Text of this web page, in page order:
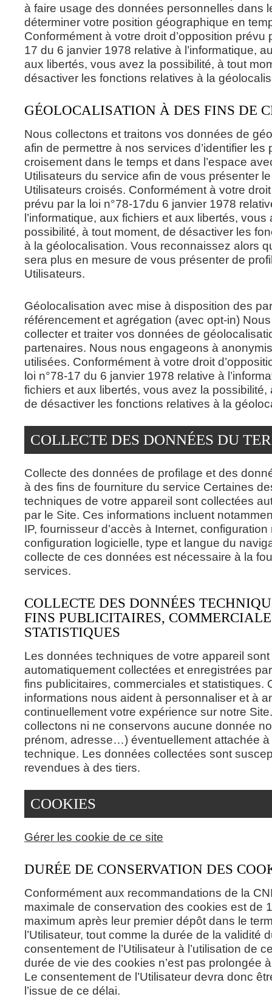
à faire usage des données personnelles dans
déterminer votre position géographique en
Conformément à votre droit d’opposition prévu
17 du 6 janvier 1978 relative à l’informatique,
aux libertés, vous avez la possibilité, à tout
désactiver les fonctions relatives à la
GÉOLOCALISATION À DES FINS DE
Nous collectons et traitons vos données de
afin de permettre à nos services d’identifier les
croisement dans le temps et dans l’espace
Utilisateurs du service afin de vous présenter
Utilisateurs croisés. Conformément à votre
prévu par la loi n°78-17du 6 janvier 1978
l’informatique, aux fichiers et aux libertés, vous
possibilité, à tout moment, de désactiver les
à la géolocalisation. Vous reconnaissez alors
sera plus en mesure de vous présenter de
Utilisateurs.
Géolocalisation avec mise à disposition des
référencement et agrégation (avec opt-in)
collecter et traiter vos données de
partenaires. Nous nous engageons à
utilisées. Conformément à votre droit
loi n°78-17 du 6 janvier 1978 relative à
fichiers et aux libertés, vous avez la possibilité,
de désactiver les fonctions relatives à la
COLLECTE DES DONNÉES DU
Collecte des données de profilage et des
à des fins de fourniture du service Certaines
techniques de votre appareil sont collectées
par le Site. Ces informations incluent
IP, fournisseur d’accès à Internet, configuration
configuration logicielle, type et langue du
collecte de ces données est nécessaire à la
services.
COLLECTE DES DONNÉES
FINS PUBLICITAIRES,
STATISTIQUES
Les données techniques de votre appareil sont
automatiquement collectées et enregistrées
fins publicitaires, commerciales et statistiques.
informations nous aident à personnaliser et à
continuellement votre expérience sur notre
collectons ni ne conservons aucune donnée
prénom, adresse…) éventuellement attachée
technique. Les données collectées sont
revendues à des tiers.
COOKIES
Gérer les cookie de ce site
DURÉE DE CONSERVATION DES
Conformément aux recommandations de la
maximale de conservation des cookies est de
maximum après leur premier dépôt dans le
l’Utilisateur, tout comme la durée de la validité
consentement de l’Utilisateur à l’utilisation de
durée de vie des cookies n’est pas prolongée
Le consentement de l’Utilisateur devra donc
l’issue de ce délai.